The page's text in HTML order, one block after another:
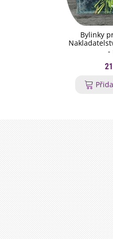
Bylinky
-